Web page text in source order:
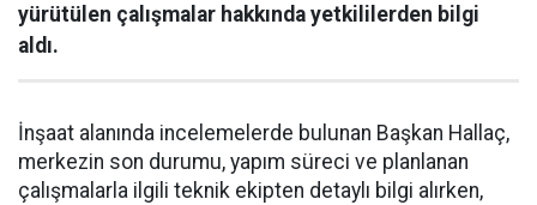
yürütülen çalışmalar hakkında yetkililerden bilgi
aldı.
İnşaat alanında incelemelerde bulunan Başkan Hallaç,
merkezin son durumu, yapım süreci ve planlanan
çalışmalarla ilgili teknik ekipten detaylı bilgi alırken,